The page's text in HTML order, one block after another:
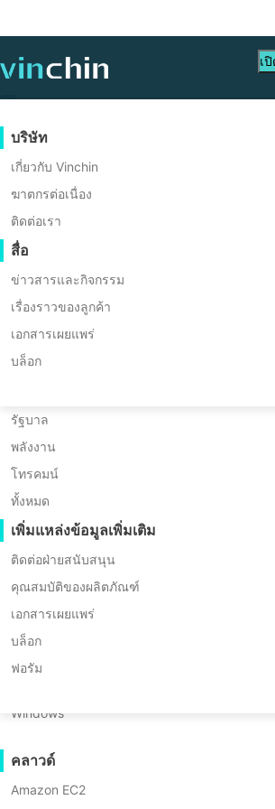
การปกป้องข้อมูล
Backup & Recovery
การสำเนาแบบเรียลไทม์
การปกป้องข้อมูลอย่างต่อเนื่อง
คัดลอกที่นอกเว็บไซต์
การเก็บถาวร
การจัดการงาน
การเคลื่อนย้ายเวิร์กโหลด
การย้ายข้อมูล V2V
การย้ายข้อมูล P2P
การย้ายข้อมูล C2C
การย้ายข้อมูล C2V
การย้ายข้อมูล P2C
กู้คืนได้
การตรวจสอบการกู้คืนเครื่องเสมือน
การตรวจสอบการกู้คืนระบบปฏิบัติการ
ความปลอดภัยของข้อมูล
สำรองข้อมูลไปยังคลาวด์
เวอร์ชวล
VMware
Hyper-V
Proxmox
XCP-ng
oVirt
H3C CAS/UIS
ZStack
Sangfor HCI
Oracle OLVM
XenServer/Citrix Hypervisor
KayGrid
FusionOne Compute
Windows
คลาวด์
Amazon EC2
แหล่งข้อมูลสนับสนุน
ฐานข้อมูลความรู้
วิดีโอสอนใช้งาน
ศูนย์ช่วยเหลือ
เหตุการณ์สด
เว็บบินาร์
การสาธิตสด
เรื่องราวของลูกค้า
บริการเทคโนโลยีสารสนเทศ
รัฐบาล
พลังงาน
โทรคมน์
ทั้งหมด
เพิ่มแหล่งข้อมูลเพิ่มเติม
ติดต่อฝ่ายสนับสนุน
คุณสมบัติของผลิตภัณฑ์
เอกสารเผยแพร่
บล็อก
ฟอรัม
การซื้อสินค้า
เรียนรู้วิธีการซื้อ
นโยบายการออกใบอนุญาต
คำถามที่พบบ่อย
ติดต่อ
ขอใบเสนอราคา
เป็นพาร์ทเนอร์
โปรแกรมพันธมิตร
เป็นพาร์ทเนอร์
ค้นหาพาร์ทเนอร์
ค้นหาพาร์ทเนอร์ในท้องถิ่น
เป็นพาร์ทเนอร์อยู่แล้วหรือไม่?
เข้าสู่ระบบพอร์ทัลพาร์ทเนอร์
บริษัท
เกี่ยวกับ Vinchin
ฆาตกรต่อเนื่อง
ติดต่อเรา
สื่อ
ข่าวสารและกิจกรรม
เรื่องราวของลูกค้า
เอกสารเผยแพร่
บล็อก
เ
การขายทั่วโลก
เบอร์โทร:
+86-135-5029-3426
อีเมล:
sales@vinchin.com
บริการสนับสนุนทางเทคนิค
Tel:+86-199-3803-4070
อีเมล:customer.service@vinchin.com
F4 บล็อก 8 นิคมอุตสาหกรรมความปลอดภัยสารส
P.C.610015